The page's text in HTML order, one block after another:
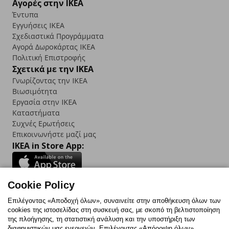
Αγορές στην IKEA
Έντυπα
Εγγυήσεις IKEA
Σχεδιαστικά Προγράμματα
Αγορά Δωρoκάρτας IKEA
Πολιτική Επιστροφής
Σχετικά με την IKEA
Γνωρίζοντας την IKEA
Βιωσιμότητα
Εργασία στην IKEA
Καταστήματα
Συχνές Ερωτήσεις
Επικοινωνήστε μαζί μας
IKEA in Store App:
Follow us:
FacebookInstagram
TikTokYoutubePinterestTwitter
Cookie Policy
Επιλέγοντας «Αποδοχή όλων», συναινείτε στην αποθήκευση όλων των
cookies της ιστοσελίδας στη συσκευή σας, με σκοπό τη βελτιστοποίηση
της πλοήγησης, τη στατιστική ανάλυση και την υποστήριξη των